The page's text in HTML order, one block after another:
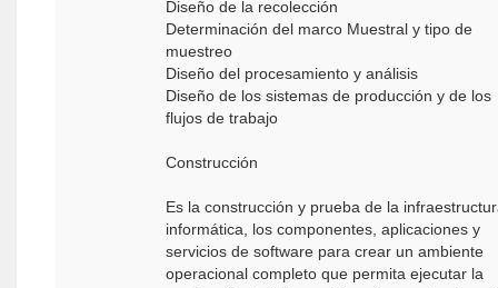
Diseño de la recolección
Determinación del marco Muestral y tipo de
muestreo
Diseño del procesamiento y análisis
Diseño de los sistemas de producción y de los
flujos de trabajo
Construcción
Es la construcción y prueba de la
informática, los componentes, aplicaciones y
servicios de software para crear un ambiente
operacional completo que permita ejecutar la